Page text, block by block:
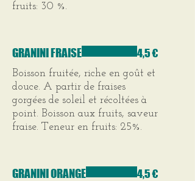
fruits: 30 %.
GRANINI FRAISE
Boisson fruitée, riche en goût et
douce. A partir de fraises
gorgées de soleil et récoltées à
point. Boisson aux fruits, saveur
fraise. Teneur en fruits: 25%.
4,5 €
GRANINI ORANGE 4,5 €